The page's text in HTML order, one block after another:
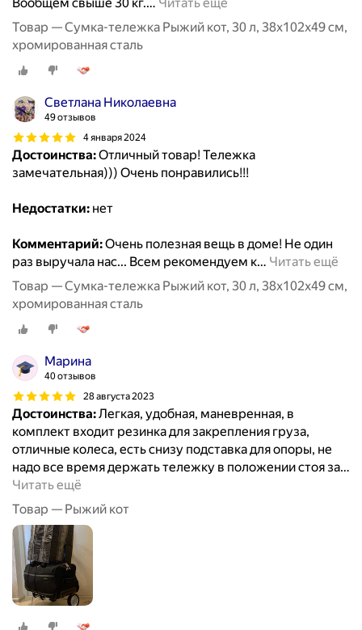
Товар — Сумка-тележка Рыжий кот, 30 л, 38х102х49 см,
хромированная сталь
Светлана Николаевна
49 отзывов
4 января 2024
Достоинства:Отличный товар! Тележка
замечательная))) Очень понравились!!!
Недостатки: нет
Комментарий:Очень полезная вещь в доме! Не один
раз выручала нас... Всем рекомендуем к… Читать ещё
Товар — Сумка-тележка Рыжий кот, 30 л, 38х102х49 см,
хромированная сталь
Марина
40 отзывов
28 августа 2023
Достоинства:Легкая, удобная, маневренная, в
комплект входит резинка для закрепления груза,
отличные колеса, есть снизу подставка для опоры, не
надо все время держать тележку в положении стоя за…
Читать ещё
Товар — Рыжий кот